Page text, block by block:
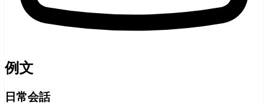
例文
日常会話